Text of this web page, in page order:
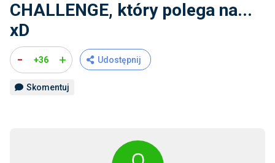
CHALLENGE, który polega na...
xD
- +36 + Udostępnij
Skomentuj